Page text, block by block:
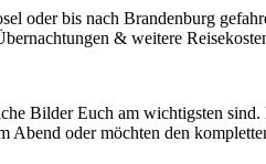
oder bis nach Brandenburg
& weitere
Bilder Euch am wichtigsten
oder möchten den